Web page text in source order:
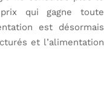
qui gagne toute
est désormais
et l’alimentation